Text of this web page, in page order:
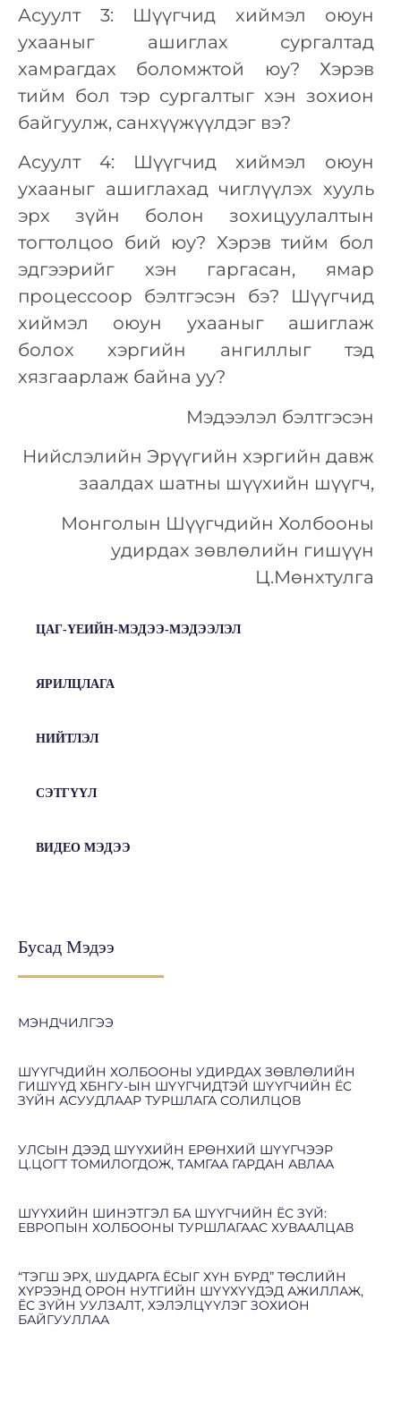
Асуулт 3: Шүүгчид хиймэл оюун
ухааныг ашиглах сургалтад
хамрагдах боломжтой юу? Хэрэв
тийм бол тэр сургалтыг хэн зохион
байгуулж, санхүүжүүлдэг вэ?
Асуулт 4: Шүүгчид хиймэл оюун
ухааныг ашиглахад чиглүүлэх хууль
эрх зүйн болон зохицуулалтын
тогтолцоо бий юу? Хэрэв тийм бол
эдгээрийг хэн гаргасан, ямар
процессоор бэлтгэсэн бэ? Шүүгчид
хиймэл оюун ухааныг ашиглаж
болох хэргийн ангиллыг тэд
хязгаарлаж байна уу?
Мэдээлэл бэлтгэсэн
Нийслэлийн Эрүүгийн хэргийн давж
заалдах шатны шүүхийн шүүгч,
Монголын Шүүгчдийн Холбооны
удирдах зөвлөлийн гишүүн
Ц.Мөнхтулга
ЦАГ-ҮЕИЙН-МЭДЭЭ-МЭДЭЭЛЭЛ
ЯРИЛЦЛАГА
НИЙТЛЭЛ
СЭТГҮҮЛ
ВИДЕО МЭДЭЭ
Бусад Мэдээ
МЭНДЧИЛГЭЭ
ШҮҮГЧДИЙН ХОЛБООНЫ УДИРДАХ ЗӨВЛӨЛИЙН
ГИШҮҮД ХБНГУ-ЫН ШҮҮГЧИДТЭЙ ШҮҮГЧИЙН ЁС
ЗҮЙН АСУУДЛААР ТУРШЛАГА СОЛИЛЦОВ
УЛСЫН ДЭЭД ШҮҮХИЙН ЕРӨНХИЙ ШҮҮГЧЭЭР
Ц.ЦОГТ ТОМИЛОГДОЖ, ТАМГАА ГАРДАН АВЛАА
ШҮҮХИЙН ШИНЭТГЭЛ БА ШҮҮГЧИЙН ЁС ЗҮЙ:
ЕВРОПЫН ХОЛБООНЫ ТУРШЛАГААС ХУВААЛЦАВ
“ТЭГШ ЭРХ, ШУДАРГА ЁСЫГ ХҮН БҮРД” ТӨСЛИЙН
ХҮРЭЭНД ОРОН НУТГИЙН ШҮҮХҮҮДЭД АЖИЛЛАЖ,
ЁС ЗҮЙН УУЛЗАЛТ, ХЭЛЭЛЦҮҮЛЭГ ЗОХИОН
БАЙГУУЛЛАА